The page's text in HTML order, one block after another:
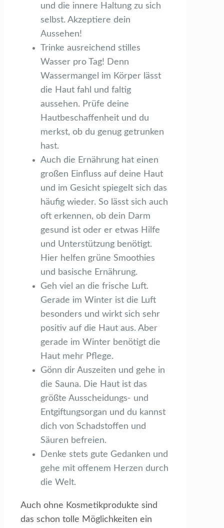
und die innere Haltung zu sich
selbst. Akzeptiere dein
Aussehen!
Trinke ausreichend stilles
Wasser pro Tag! Denn
Wassermangel im Körper lässt
die Haut fahl und faltig
aussehen. Prüfe deine
Hautbeschaffenheit und du
merkst, ob du genug getrunken
hast.
Auch die Ernährung hat einen
großen Einfluss auf deine Haut
und im Gesicht spiegelt sich das
häufig wieder. So lässt sich auch
oft erkennen, ob dein Darm
gesund ist oder er etwas Hilfe
und Unterstützung benötigt.
Hier helfen grüne Smoothies
und basische Ernährung.
Geh viel an die frische Luft.
Gerade im Winter ist die Luft
besonders und wirkt sich sehr
positiv auf die Haut aus. Aber
gerade im Winter benötigt die
Haut mehr Pflege.
Gönn dir Auszeiten und gehe in
die Sauna. Die Haut ist das
größte Ausscheidungs- und
Entgiftungsorgan und du kannst
dich von Schadstoffen und
Säuren befreien.
Denke stets gute Gedanken und
gehe mit offenem Herzen durch
die Welt.
Auch ohne Kosmetikprodukte sind
das schon tolle Möglichkeiten ein